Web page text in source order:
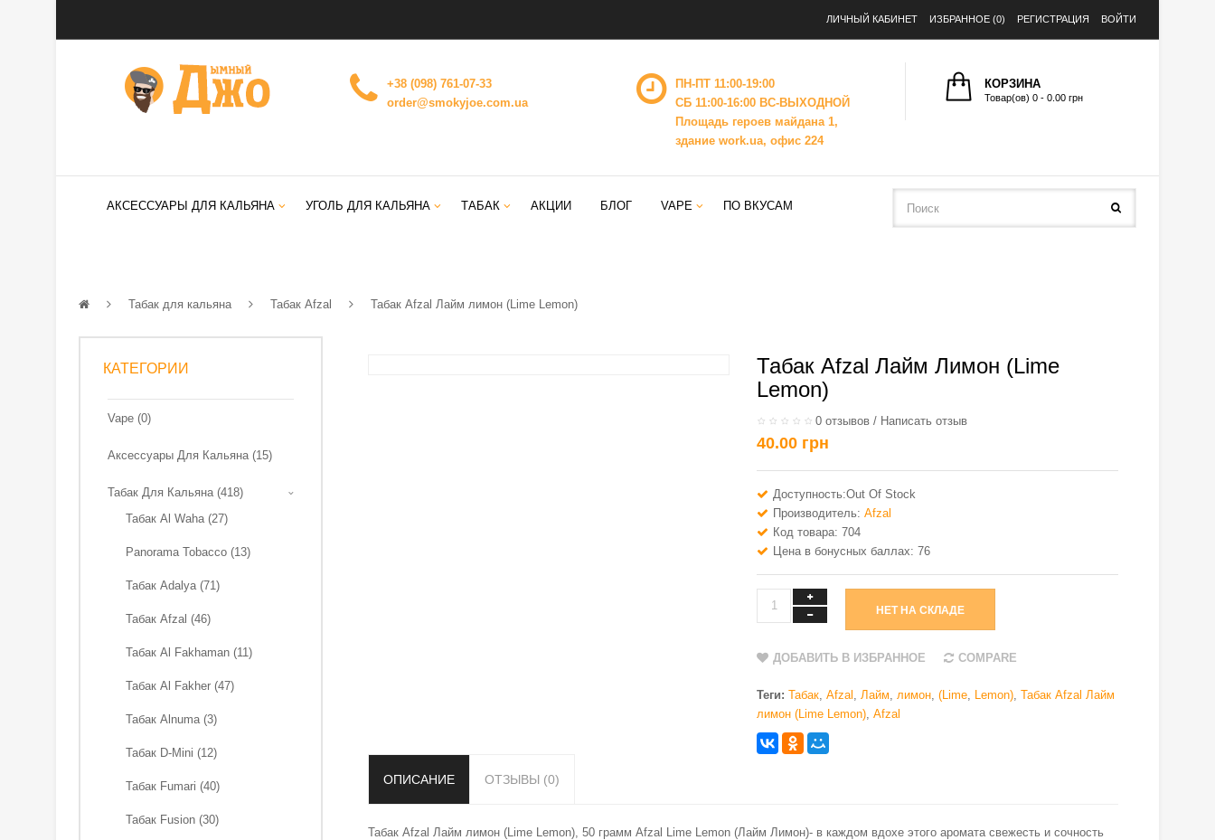
ЛИЧНЫЙ КАБИНЕТ ИЗБРАННОЕ (0) РЕГИСТРАЦИЯ ВОЙТИ
+38 (098) 761-07-33
order@smokyjoe.com.ua
ПН-ПТ 11:00-19:00
СБ 11:00-16:00 ВС-ВЫХОДНОЙ
Площадь героев майдана 1,
здание work.ua, офис 224
КОРЗИНА
Товар(ов) 0 - 0.00 грн
АКСЕССУАРЫ ДЛЯ КАЛЬЯНА УГОЛЬ ДЛЯ КАЛЬЯНА ТАБАК АКЦИИ БЛОГ VAPE ПО ВКУСАМ
Табак для кальяна Табак Afzal Табак Afzal Лайм лимон (Lime Lemon)
КАТЕГОРИИ
Vape (0)
Аксессуары Для Кальяна (15)
Табак Для Кальяна (418)
Табак Al Waha (27)
Panorama Tobacco (13)
Табак Adalya (71)
Табак Afzal (46)
Табак Al Fakhaman (11)
Табак Al Fakher (47)
Табак Alnuma (3)
Табак D-Mini (12)
Табак Fumari (40)
Табак Fusion (30)
Табак Afzal Лайм Лимон (Lime
Lemon)
0 отзывов / Написать отзыв
40.00 грн
Доступность:Out Of Stock
Производитель: Afzal
Код товара: 704
Цена в бонусных баллах: 76
НЕТ НА СКЛАДЕ
ДОБАВИТЬ В ИЗБРАННОЕ COMPARE
Теги: Табак Afzal Лайм лимон (Lime Lemon) Табак Afzal Лайм
лимон (Lime Lemon) Afzal
ОПИСАНИЕ ОТЗЫВЫ (0)
Табак Afzal Лайм лимон (Lime Lemon), 50 грамм Afzal Lime Lemon (Лайм Лимон)- в каждом вдохе этого аромата свежесть и сочность